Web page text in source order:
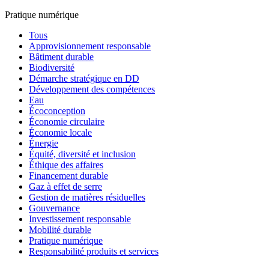
Pratique numérique
Tous
Approvisionnement responsable
Bâtiment durable
Biodiversité
Démarche stratégique en DD
Développement des compétences
Eau
Écoconception
Économie circulaire
Économie locale
Énergie
Équité, diversité et inclusion
Éthique des affaires
Financement durable
Gaz à effet de serre
Gestion de matières résiduelles
Gouvernance
Investissement responsable
Mobilité durable
Pratique numérique
Responsabilité produits et services